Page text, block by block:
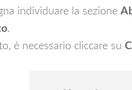
individuare la sezione
.
è necessario cliccare su